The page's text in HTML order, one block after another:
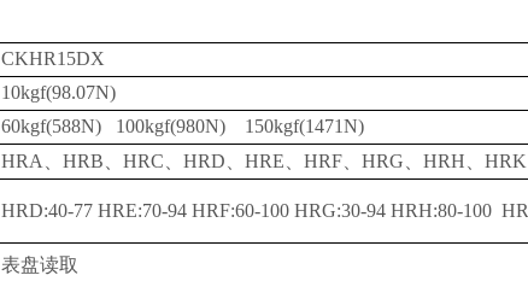
CKHR15DX
10kgf(98.07N)
60kgf(588N) 100kgf(980N) 150kgf(1471N)
HRA、HRB、HRC、HRD、HRE、HRF、HRG、HRH、
HRD:40-77 HRE:70-94 HRF:60-100 HRG:30-94 HRH:80-100
表盘读取